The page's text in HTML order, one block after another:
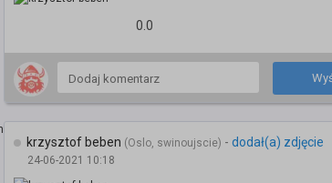
0.0
krzysztof beben (Oslo, swinoujscie) - dodał(a) zdjęcie
24-06-2021 10:18